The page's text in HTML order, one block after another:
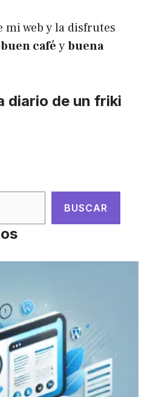
mi web y la disfrutes
buen caféybuena
diario de un friki
BUSCAR